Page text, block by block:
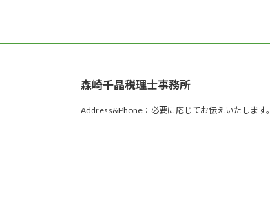
森崎千晶税理士事務所
Address&Phone：必要に応じてお伝えいたします。